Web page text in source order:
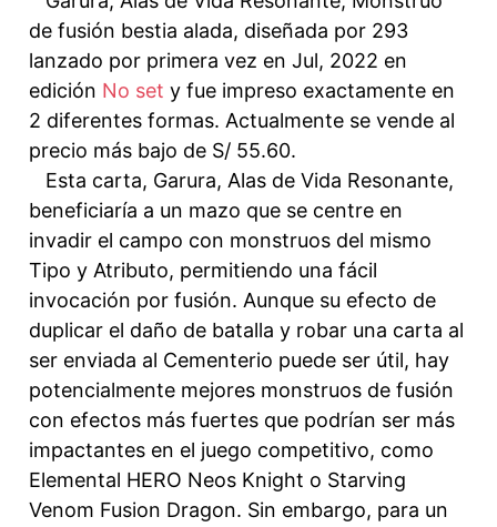
de fusión bestia alada, diseñada por 293
lanzado por primera vez en Jul, 2022 en
edición No set y fue impreso exactamente en
2 diferentes formas. Actualmente se vende al
precio más bajo de S/ 55.60.
Esta carta, Garura, Alas de Vida Resonante,
beneficiaría a un mazo que se centre en
invadir el campo con monstruos del mismo
Tipo y Atributo, permitiendo una fácil
invocación por fusión. Aunque su efecto de
duplicar el daño de batalla y robar una carta al
ser enviada al Cementerio puede ser útil, hay
potencialmente mejores monstruos de fusión
con efectos más fuertes que podrían ser más
impactantes en el juego competitivo, como
Elemental HERO Neos Knight o Starving
Venom Fusion Dragon. Sin embargo, para un